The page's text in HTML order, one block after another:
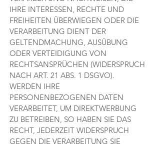
IHRE INTERESSEN, RECHTE UND
FREIHEITEN ÜBERWIEGEN ODER DIE
VERARBEITUNG DIENT DER
GELTENDMACHUNG, AUSÜBUNG
ODER VERTEIDIGUNG VON
RECHTSANSPRÜCHEN (WIDERSPRUCH
NACH ART. 21 ABS. 1 DSGVO).
WERDEN IHRE
PERSONENBEZOGENEN DATEN
VERARBEITET, UM DIREKTWERBUNG
ZU BETREIBEN, SO HABEN SIE DAS
RECHT, JEDERZEIT WIDERSPRUCH
GEGEN DIE VERARBEITUNG SIE